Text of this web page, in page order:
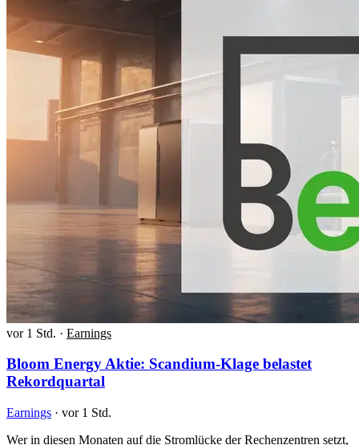
vor 1 Std. · Earnings
Bloom Energy Aktie: Scandium-Klage belastet
Rekordquartal
Earnings · vor 1 Std.
Wer in diesen Monaten auf die Stromlücke der Rechenzentren setzt,